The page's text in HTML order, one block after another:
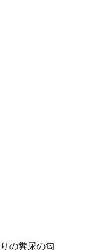
の糞尿の匂